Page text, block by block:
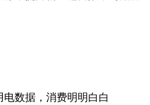
数据，消费明明白白